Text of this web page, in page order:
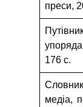
преси,
176 с.
медіа,